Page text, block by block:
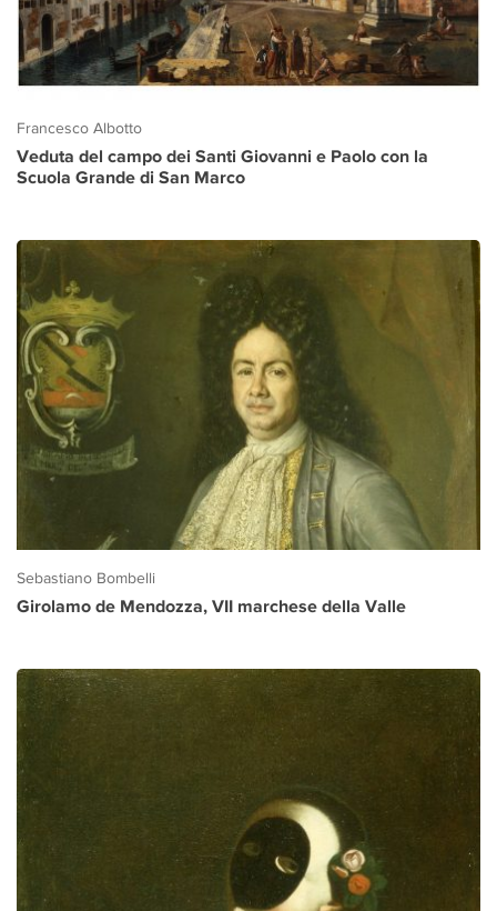
Francesco Albotto
Veduta del campo dei Santi Giovanni e Paolo con la
Scuola Grande di San Marco
Sebastiano Bombelli
Girolamo de Mendozza, VII marchese della Valle